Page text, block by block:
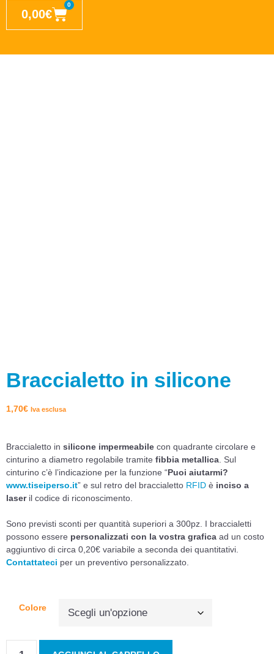
0,00€
0
Braccialetto in silicone
1,70€ Iva esclusa
Braccialetto in silicone impermeabile con quadrante circolare e
cinturino a diametro regolabile tramite fibbia metallica . Sul
cinturino c’è l’indicazione per la funzione “Puoi aiutarmi?
www.tiseiperso.it” e sul retro del braccialetto RFID è inciso a
laseril codice di riconoscimento.
Sono previsti sconti per quantità superiori a 300pz. I braccialetti
possono essere personalizzati con la vostra grafica ad un costo
aggiuntivo di circa 0,20€ variabile a seconda dei quantitativi.
Contattateci per un preventivo personalizzato.
Colore